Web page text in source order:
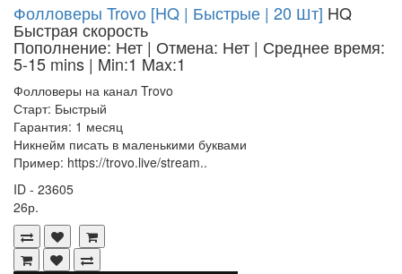
Фолловеры Trovo [HQ | Быстрые | 20 Шт] HQ
Быстрая скорость
Пополнение: Нет | Отмена: Нет | Среднее время:
5-15 mins | Min:1 Max:1
Фолловеры на канал Trovo
Старт: Быстрый
Гарантия: 1 месяц
Никнейм писать в маленькими буквами
Пример: https://trovo.live/stream..
ID - 23605
26р.